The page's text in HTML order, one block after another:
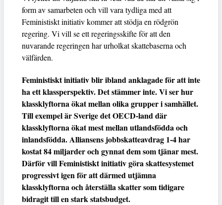
form av samarbeten och vill vara tydliga med att
Feministiskt initiativ kommer att stödja en rödgrön
regering. Vi vill se ett regeringsskifte för att den
nuvarande regeringen har urholkat skattebaserna och
välfärden.
Feministiskt initiativ blir ibland anklagade för att inte
ha ett klassperspektiv. Det stämmer inte. Vi ser hur
klassklyftorna ökat mellan olika grupper i samhället.
Till exempel är Sverige det OECD-land där
klassklyftorna ökat mest mellan utlandsfödda och
inlandsfödda. Alliansens jobbskatteavdrag 1-4 har
kostat 84 miljarder och gynnat dem som tjänar mest.
Därför vill Feministiskt initiativ göra skattesystemet
progressivt igen för att därmed ut­jämna
klassklyftorna och återställa skatter som tidigare
bidragit till en stark statsbudget.